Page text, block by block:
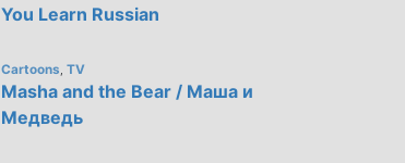
You Learn Russian
Cartoons TV
Masha and the Bear / Маша и
Медведь